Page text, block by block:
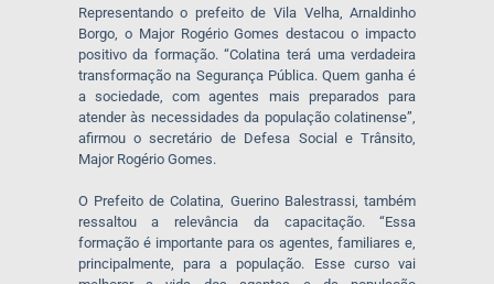
Representando o prefeito de Vila Velha, Arnaldinho
Borgo, o Major Rogério Gomes destacou o impacto
positivo da formação. “Colatina terá uma verdadeira
transformação na Segurança Pública. Quem ganha é
a sociedade, com agentes mais preparados para
atender às necessidades da população colatinense”,
afirmou o secretário de Defesa Social e Trânsito,
Major Rogério Gomes.
O Prefeito de Colatina, Guerino Balestrassi, também
ressaltou a relevância da capacitação. “Essa
formação é importante para os agentes, familiares e,
principalmente, para a população. Esse curso vai